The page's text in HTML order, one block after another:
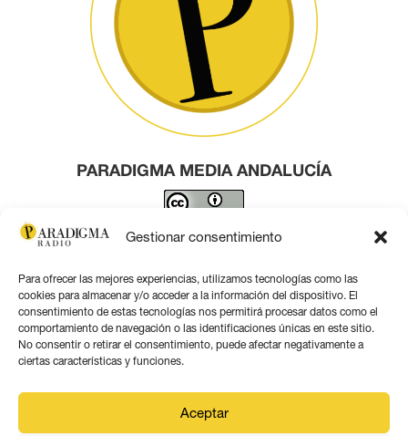
Gestionar consentimiento
Para ofrecer las mejores experiencias, utilizamos tecnologías como las
cookies para almacenar y/o acceder a la información del dispositivo. El
consentimiento de estas tecnologías nos permitirá procesar datos como el
comportamiento de navegación o las identificaciones únicas en este sitio.
No consentir o retirar el consentimiento, puede afectar negativamente a
ciertas características y funciones.
Aceptar
PARADIGMA MEDIA ANDALUCÍA
Este obra está bajo una licencia de Creative Commons
Contacto por correo
Aviso legal